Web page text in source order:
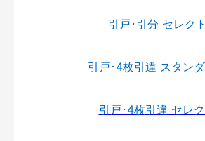
引戸･引分 セレクト
引戸･4枚引違 スタン
引戸･4枚引違 セレク